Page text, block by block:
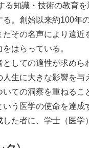
る知識・技術の教育
。創始以来約100年
その名声により遠
はらっている。
しての適性が求め
生に大きな影響を
ての洞察を重ねるこ
いう医学の使命を達
た者に、学士（医学